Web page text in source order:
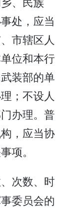
处，应当
市辖区人
位和本行
装部的单
；不设人
办理。普
，应当协
项。
次数、时
委员会的